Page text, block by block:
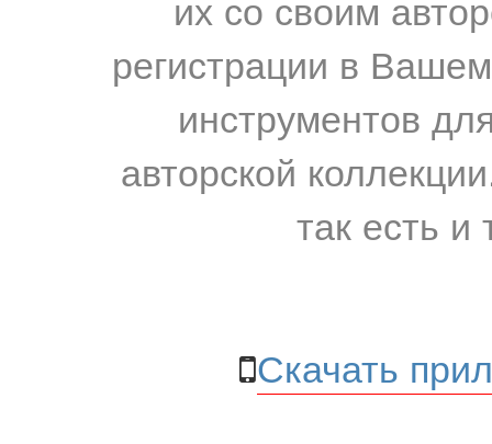
регистрации в
инструментов
авторской
так есть и
Скачать